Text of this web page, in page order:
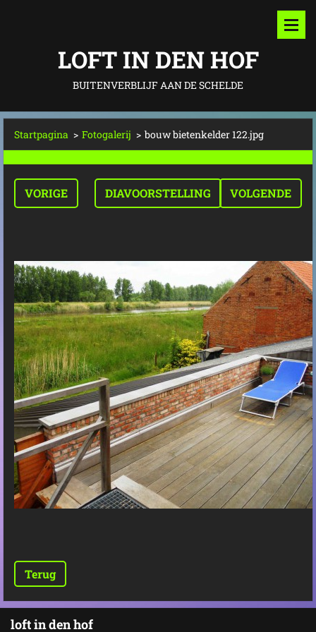
LOFT IN DEN HOF
BUITENVERBLIJF AAN DE SCHELDE
Startpagina > Fotogalerij > bouw bietenkelder 122.jpg
VORIGE DIAVOORSTELLING VOLGENDE
Terug
loft in den hof